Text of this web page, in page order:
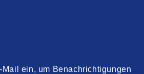
ein, um Benachrichtigungen